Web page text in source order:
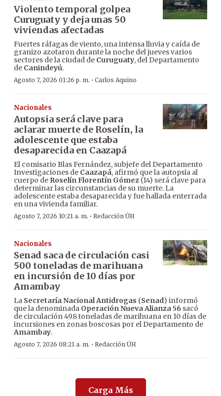
Violento temporal golpea
Curuguaty y deja unas 50
viviendas afectadas
Fuertes ráfagas de viento, una intensa lluvia y caída de
granizo azotaron durante la noche del jueves varios
sectores de la ciudad de Curuguaty, del Departamento
de Canindeyú.
Agosto 7, 2026 01:26 p. m. · Carlos Aquino
Nacionales
Autopsia será clave para
aclarar muerte de Roselín, la
adolescente que estaba
desaparecida en Caazapá
El comisario Blas Fernández, subjefe del Departamento
Investigaciones de Caazapá, afirmó que la autopsia al
cuerpo de Roselín Florentín Gómez (14) será clave para
determinar las circunstancias de su muerte. La
adolescente estaba desaparecida y fue hallada enterrada
en una vivienda familiar.
Agosto 7, 2026 10:21 a. m. · Redacción ÚH
Nacionales
Senad saca de circulación casi
500 toneladas de marihuana
en incursión de 10 días por
Amambay
La Secretaría Nacional Antidrogas (Senad) informó
que la denominada Operación Nueva Alianza 56 sacó
de circulación 498 toneladas de marihuana en 10 días de
incursiones en zonas boscosas por el Departamento de
Amambay.
Agosto 7, 2026 08:21 a. m. · Redacción ÚH
Carga Más